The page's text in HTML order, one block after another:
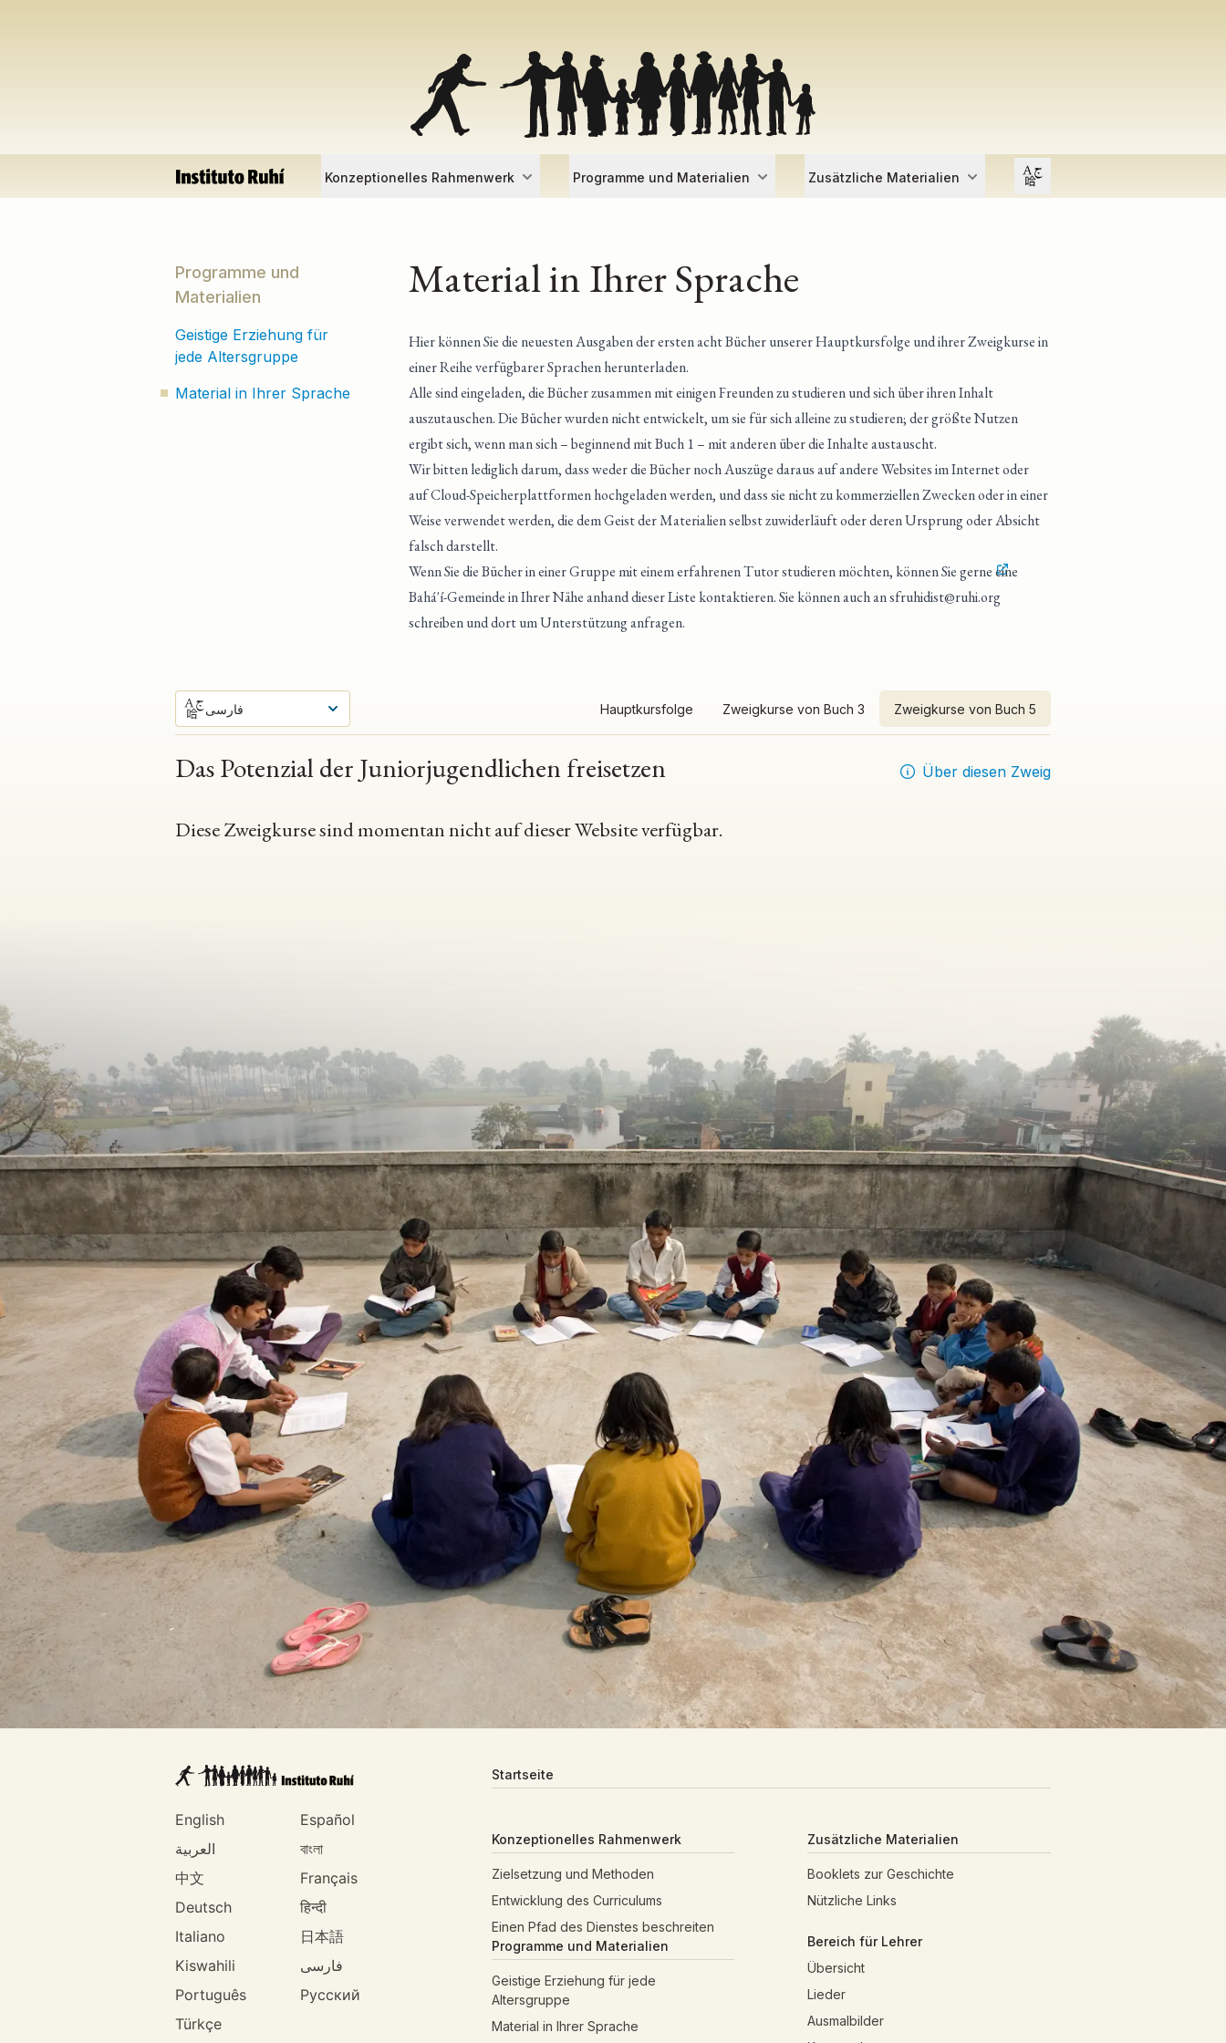
Konzeptionelles Rahmenwerk Programme und Materialien Zusätzliche Materialien Open user menu
Programme und
Materialien
Geistige Erziehung für
jede Altersgruppe
Material in Ihrer Sprache
Material in Ihrer Sprache
Hier können Sie die neuesten Ausgaben der ersten acht Bücher unserer Hauptkursfolge und ihrer Zweigkurse in
einer Reihe verfügbarer Sprachen herunterladen.
Alle sind eingeladen, die Bücher zusammen mit einigen Freunden zu studieren und sich über ihren Inhalt
auszutauschen. Die Bücher wurden nicht entwickelt, um sie für sich alleine zu studieren; der größte Nutzen
ergibt sich, wenn man sich – beginnend mit Buch 1 – mit anderen über die Inhalte austauscht.
Wir bitten lediglich darum, dass weder die Bücher noch Auszüge daraus auf andere Websites im Internet oder
auf Cloud-Speicherplattformen hochgeladen werden, und dass sie nicht zu kommerziellen Zwecken oder in einer
Weise verwendet werden, die dem Geist der Materialien selbst zuwiderläuft oder deren Ursprung oder Absicht
falsch darstellt.
Wenn Sie die Bücher in einer Gruppe mit einem erfahrenen Tutor studieren möchten, können Sie gerneeine
Bahá'í-Gemeinde in Ihrer Nähe anhand dieser Liste kontaktieren. Sie können auch ansfruhidist@ruhi.org
schreiben und dort um Unterstützung anfragen.
فارسی Hauptkursfolge Zweigkurse von Buch 3 Zweigkurse von Buch 5
Das Potenzial der Juniorjugendlichen freisetzen Über diesen Zweig
Diese Zweigkurse sind momentan nicht auf dieser Website verfügbar.
English
Español
العربية
বাংলা
中文
Français
Deutsch
हिन्दी
Italiano
日本語
Kiswahili
فارسی
Português
Русский
Türkçe
Startseite
Konzeptionelles Rahmenwerk
Zielsetzung und Methoden
Entwicklung des Curriculums
Einen Pfad des Dienstes beschreiten
Programme und Materialien
Geistige Erziehung für jede
Altersgruppe
Material in Ihrer Sprache
Zusätzliche Materialien
Booklets zur Geschichte
Nützliche Links
Bereich für Lehrer
Übersicht
Lieder
Ausmalbilder